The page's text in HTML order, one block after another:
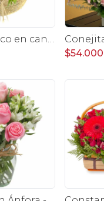
Ángel Blanco en canasto - rosas, y mix de astromelias
$54.000